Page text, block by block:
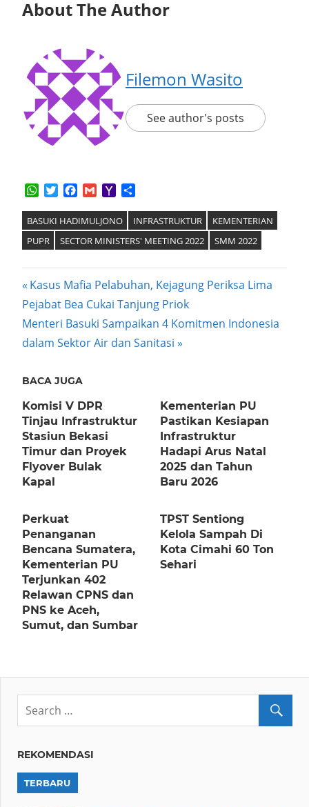
About The Author
Filemon Wasito
See author's posts
WhatsApp
TwitterFacebook
GmailYahoo
BASUKI HADIMULJONO INFRASTRUKTUR
KEMENTERIAN
PUPR
SECTOR MINISTERS' MEETING 2022 SMM 2022
Post
navigation
Previous
Post:
Kasus Mafia Pelabuhan, Kejagung Periksa Lima
Pejabat Bea Cukai Tanjung Priok
Next
Post:
Menteri Basuki Sampaikan 4 Komitmen Indonesia
dalam Sektor Air dan Sanitasi
BACA JUGA
Komisi V DPR
Tinjau Infrastruktur
Stasiun Bekasi
Timur dan Proyek
Flyover Bulak
Kapal
Kementerian PU
Pastikan Kesiapan
Infrastruktur
Hadapi Arus Natal
2025 dan Tahun
Baru 2026
Perkuat
Penanganan
Bencana Sumatera,
Kementerian PU
Terjunkan 402
Relawan CPNS dan
PNS ke Aceh,
Sumut, dan Sumbar
TPST Sentiong
Kelola Sampah Di
Kota Cimahi 60 Ton
Sehari
REKOMENDASI
TERBARU